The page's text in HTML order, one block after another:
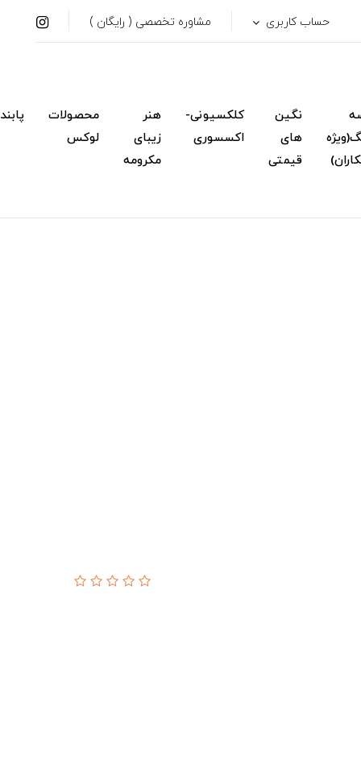
حساب کاربری مشاوره تخصصی ( رایگان )
نگین
های
قیمتی
کلکسیونی-
اکسسوری
هنر
زیبای
مکرومه
محصولات
لوکس